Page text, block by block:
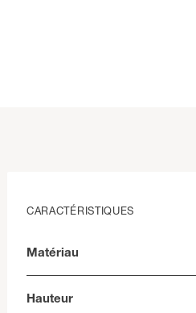
CARACTÉRISTIQUES
Matériau
Hauteur